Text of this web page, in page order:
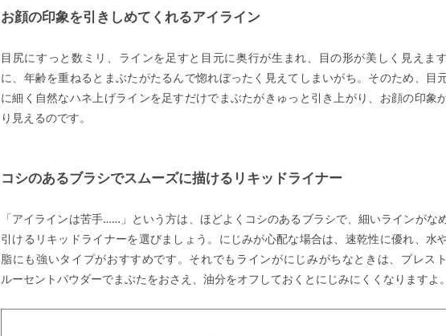
お顔の印象を引きしめてくれるアイライン
目尻にすっと数ミリ、ラインを足すと目元に奥行が生まれ、目の形が美しく見えま
に、年齢を重ねるとまぶたがたるんで惚れぼったく見えてしまいがち。そのため、目
に細く自然なハネ上げラインを足すだけでまぶたがきゅっと引き上がり、お顔の印象
り見えるのです。
コシのあるブラシでスムーズに描けるリキッドライナー
「アイラインは苦手……」という方は、ほどよくコシのあるブラシで、細いラインがな
引けるリキッドライナーを選びましょう。にじみが心配な場合は、速乾性に優れ、水
脂にも強いタイプがおすすめです。それでもラインがにじみがちなときは、プレス
ルーセントパウダーでまぶたをおさえ、油分をオフしておくとにじみにくくなりますよ。